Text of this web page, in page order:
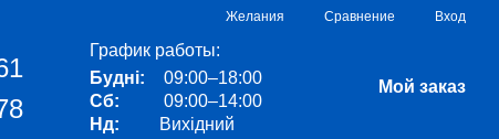
Желания Сравнение Вход
График работы:
Будні:
09:00–18:00
Сб:
09:00–14:00
Нд:
Вихідний
Мой заказ